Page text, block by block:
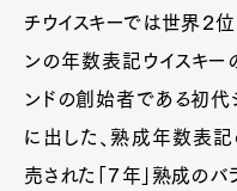
チウイスキーでは世界２
ンの年数表記ウイスキー
ンドの創始者である初代
に出した、熟成年数表
売された「７年」熟成のバ